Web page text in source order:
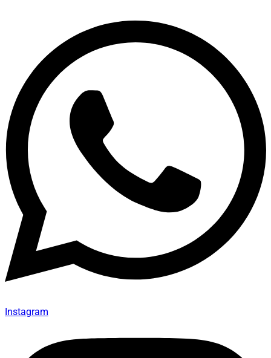
Instagram